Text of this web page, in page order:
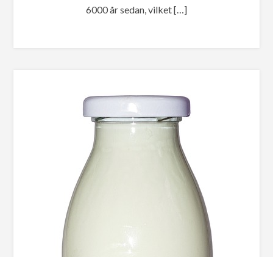
6000 år sedan, vilket […]